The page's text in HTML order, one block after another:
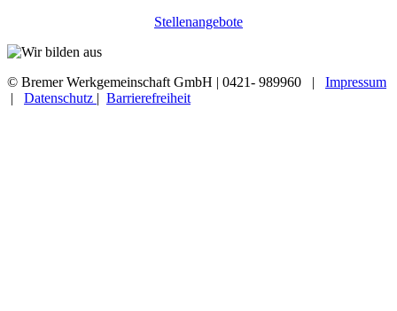
Stellenangebote
© Bremer Werkgemeinschaft GmbH | 0421- 989960 | Impressum
| Datenschutz | Barrierefreiheit